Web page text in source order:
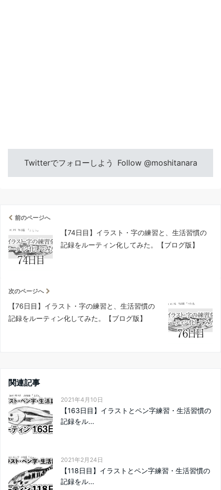
Twitterでフォローしよう Follow @moshitanara
前のページへ
【74日目】イラスト・字の練習と、生活習慣の
記録をルーティン化してみた。【ブログ版】
次のページへ
【76日目】イラスト・字の練習と、生活習慣の
記録をルーティン化してみた。【ブログ版】
関連記事
2021年4月10日
【163日目】イラストとペン字練習・生活習慣の
記録をル...
2021年2月24日
【118日目】イラストとペン字練習・生活習慣の
記録をル...